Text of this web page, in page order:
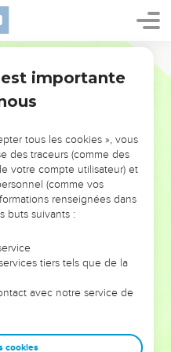
!
VOUS ÉVITER LES
?
moins les doutes, les erreurs
alors même que ce
façonnés.
et responsables
afin que leurs erreurs
importante
tous les cookies », vous
des traceurs (comme des
votre compte utilisateur) et
(comme vos
renseignées dans
buts suivants :
tiers tels que de la
avec notre service de
cookies